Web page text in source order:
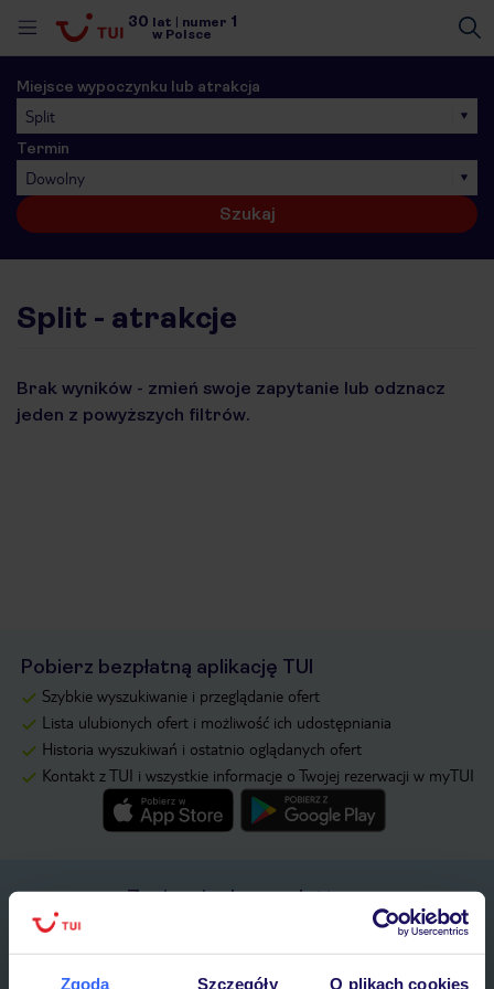
Zgoda Szczegóły O plikach cookies
30 lat numer 1
w Polsce
Miejsce wypoczynku lub atrakcja
Split
Termin
Dowolny
Szukaj
Split - atrakcje
Brak wyników - zmień swoje zapytanie lub odznacz
jeden z powyższych filtrów.
Pobierz bezpłatną aplikację TUI
Szybkie wyszukiwanie i przeglądanie ofert
Lista ulubionych ofert i możliwość ich udostępniania
Historia wyszukiwań i ostatnio oglądanych ofert
Kontakt z TUI i wszystkie informacje o Twojej rezerwacji w myTUI
Zapisz się do newslettera
IMIĘ*